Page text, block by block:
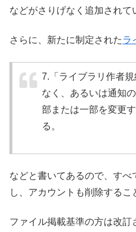
などがさりげなく追加されて
さらに、新たに制定されたラ
7.「ライブラリ作者
なく、あるいは通知
部または一部を変更
る。
などと書いてあるので、す
し、アカウントも削除するこ
ファイル掲載基準の方は改